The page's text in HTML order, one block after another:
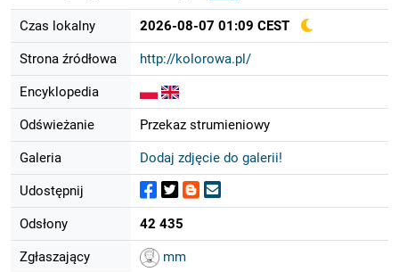
Czas lokalny 2026-08-07 01:09 CEST
Strona źródłowa http://kolorowa.pl/
Encyklopedia
Odświeżanie Przekaz strumieniowy
Galeria Dodaj zdjęcie do galerii!
Udostępnij
Odsłony 42 435
Zgłaszający mm